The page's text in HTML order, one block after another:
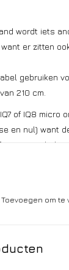
wordt iets
er zitten
gebruiken
210 cm.
of IQ8 micro
en nul) want
geen
een 3-fase
Toevoegen om te